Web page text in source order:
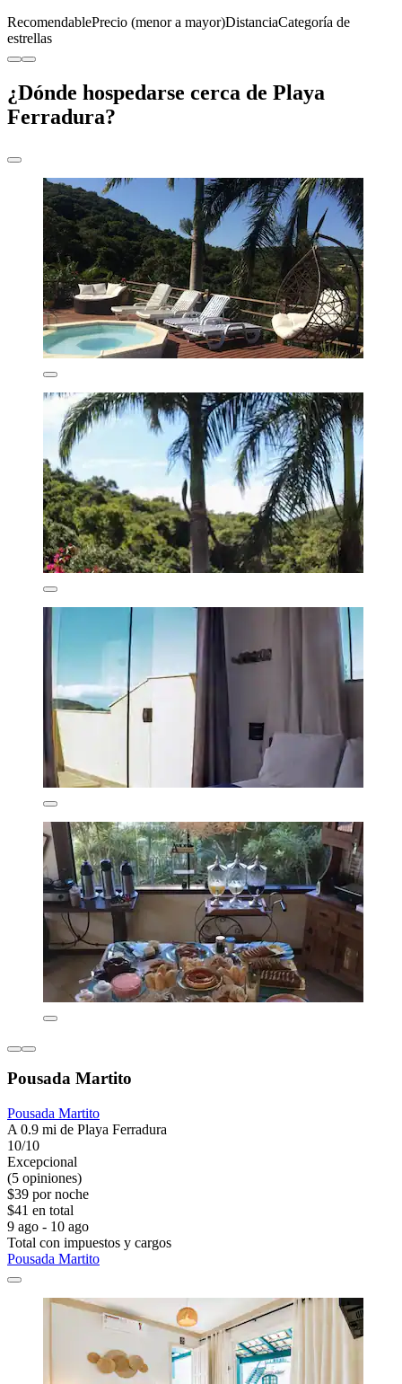
RecomendablePrecio (menor a mayor)DistanciaCategoría de
estrellas
¿Dónde hospedarse cerca de Playa
Ferradura?
Pousada Martito
Pousada Martito
A 0.9 mi de Playa Ferradura
10/10
Excepcional
(5 opiniones)
$39 por noche
$41 en total
9 ago - 10 ago
Total con impuestos y cargos
Pousada Martito